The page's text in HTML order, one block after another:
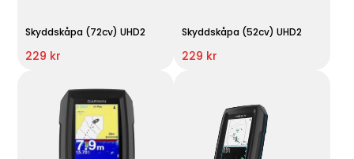
Skyddskåpa (72cv) UHD2
229 kr
Skyddskåpa (52cv) UHD2
229 kr